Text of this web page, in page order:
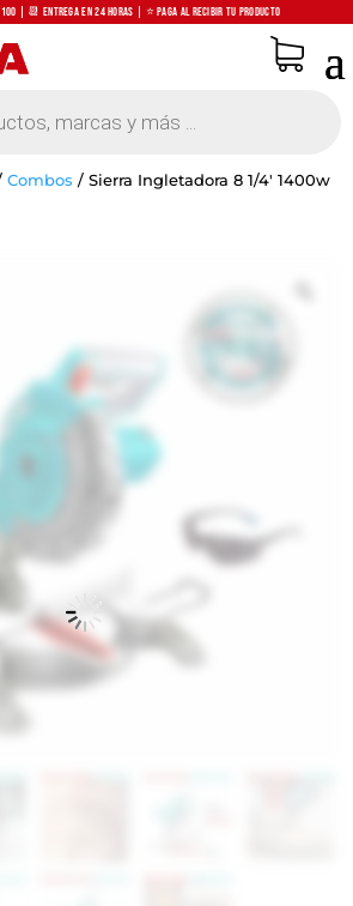
| 📆 Entrega en 24 horas | ⭐ Paga al recibir tu producto
Combos / Sierra Ingletadora 8 1/4′ 1400w